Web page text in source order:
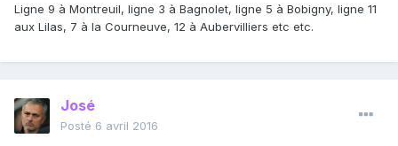
Ligne 9 à Montreuil, ligne 3 à Bagnolet, ligne 5 à Bobigny, ligne 11
aux Lilas, 7 à la Courneuve, 12 à Aubervilliers etc etc.
José
Posté 6 avril 2016